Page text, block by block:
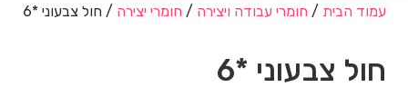
עמוד הבית / חומרי עבודה ויצירה / חומרי יצירה / חול צבעוני *6
חול צבעוני *6